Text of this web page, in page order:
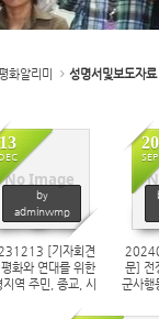
화알리미 성명서및보도자료
No Image
by
adminwmp
1287
[기자회견
화와 연대를 위한
지역 주민, 종교, 시
20
SEP
문] 전
군사행